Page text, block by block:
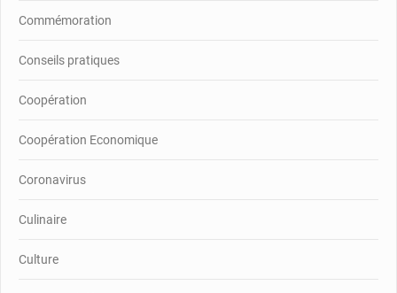
Commémoration
Conseils pratiques
Coopération
Coopération Economique
Coronavirus
Culinaire
Culture